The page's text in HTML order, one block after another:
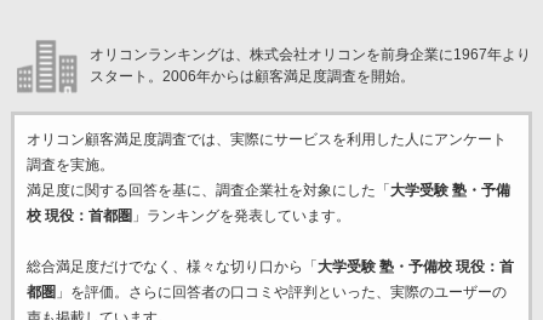
オリコンランキングは、株式会社オリコンを前身企業に1967年より
スタート。2006年からは顧客満足度調査を開始。
オリコン顧客満足度調査では、実際にサービスを利用した 人にアンケート
調査を実施。
満足度に関する回答を基に、調査企業社を対象にした「 大学受験 塾・予備
校 現役：首都圏 」ランキングを発表しています。
総合満足度だけでなく、様々な切り口から「 大学受験 塾・予備校 現役：首
都圏 」を評価。さらに回答者の口コミや評判といった、実際のユーザーの